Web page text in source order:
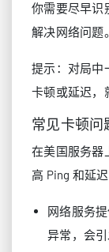
你需要尽早识
解决网络问题。
提示：对局中
卡顿或延迟，
常见卡顿问
在美国服务器
高 Ping 和延
网络服务
异常，会引